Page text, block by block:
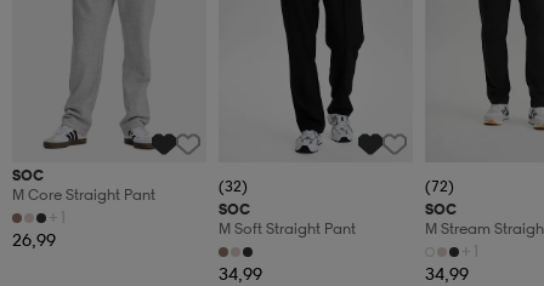
SOC
M Core Straight Pant
+1
26,99
(32)
SOC
M Soft Straight Pant
34,99
(72)
SOC
M Stream
+1
34,99